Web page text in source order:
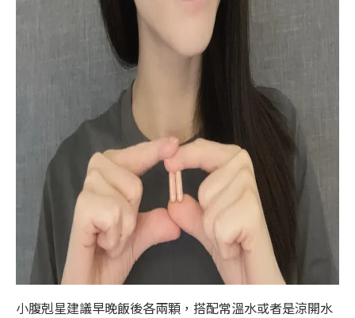
小腹剋星建議早晚飯後各兩顆，搭配常溫水或者是涼開水